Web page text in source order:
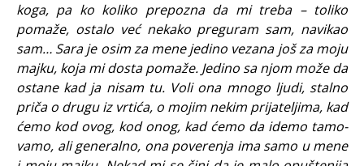
koga, pa ko koliko prepozna da mi treba – toliko
pomaže, ostalo već nekako preguram sam, navikao
sam… Sara je osim za mene jedino vezana još za moju
majku, koja mi dosta pomaže. Jedino sa njom može da
ostane kad ja nisam tu. Voli ona mnogo ljudi, stalno
priča o drugu iz vrtića, o mojim nekim prijateljima, kad
ćemo kod ovog, kod onog, kad ćemo da idemo tamo-
vamo, ali generalno, ona poverenja ima samo u mene